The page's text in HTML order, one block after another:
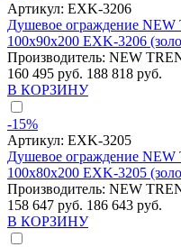
Артикул: EXK-3206
Душевое ограждение
100x90x200 EXK-3206
Производитель: NEW
160 495 руб. 188 818 руб.
В КОРЗИНУ
-15%
Артикул: EXK-3205
Душевое ограждение
100x80x200 EXK-3205
Производитель: NEW
158 647 руб. 186 643 руб.
В КОРЗИНУ